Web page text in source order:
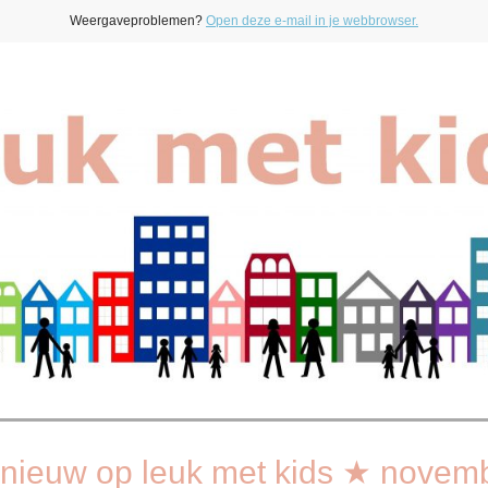
Weergaveproblemen? Open deze e-mail in je webbrowser.
op leuk met kids ★